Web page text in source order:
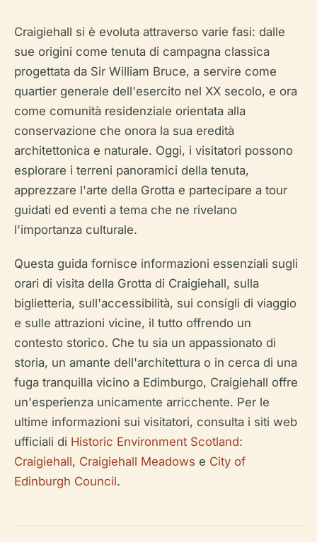
Craigiehall si è evoluta attraverso varie fasi: dalle
sue origini come tenuta di campagna classica
progettata da Sir William Bruce, a servire come
quartier generale dell'esercito nel XX secolo, e ora
come comunità residenziale orientata alla
conservazione che onora la sua eredità
architettonica e naturale. Oggi, i visitatori possono
esplorare i terreni panoramici della tenuta,
apprezzare l'arte della Grotta e partecipare a tour
guidati ed eventi a tema che ne rivelano
l'importanza culturale.
Questa guida fornisce informazioni essenziali sugli
orari di visita della Grotta di Craigiehall, sulla
biglietteria, sull'accessibilità, sui consigli di viaggio
e sulle attrazioni vicine, il tutto offrendo un
contesto storico. Che tu sia un appassionato di
storia, un amante dell'architettura o in cerca di una
fuga tranquilla vicino a Edimburgo, Craigiehall offre
un'esperienza unicamente arricchente. Per le
ultime informazioni sui visitatori, consulta i siti web
ufficiali di Historic Environment Scotland:
Craigiehall, Craigiehall Meadows e City of
Edinburgh Council.